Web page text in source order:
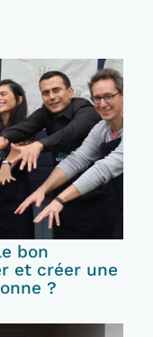
bon
et créer une
?